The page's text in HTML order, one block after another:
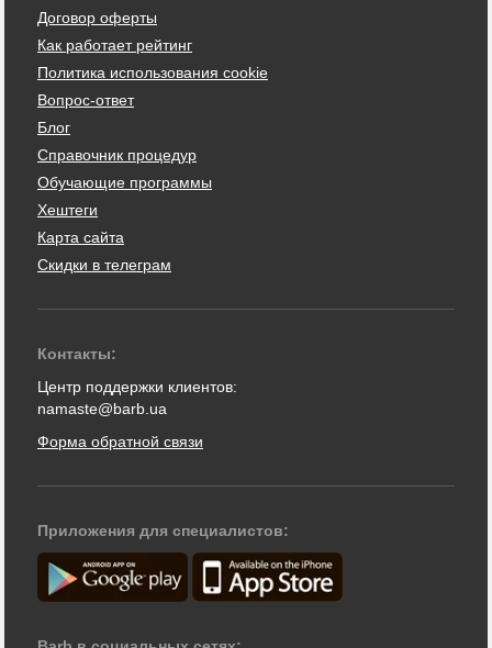
Договор оферты
Как работает рейтинг
Политика использования cookie
Вопрос-ответ
Блог
Справочник процедур
Обучающие программы
Хештеги
Карта сайта
Скидки в телеграм
Контакты:
Центр поддержки клиентов:
namaste@barb.ua
Форма обратной связи
Приложения для специалистов: